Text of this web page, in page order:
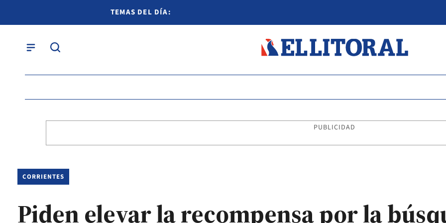
TEMAS DEL DÍA:
PUBLICIDAD
CORRIENTES
Piden elevar la recompensa por la